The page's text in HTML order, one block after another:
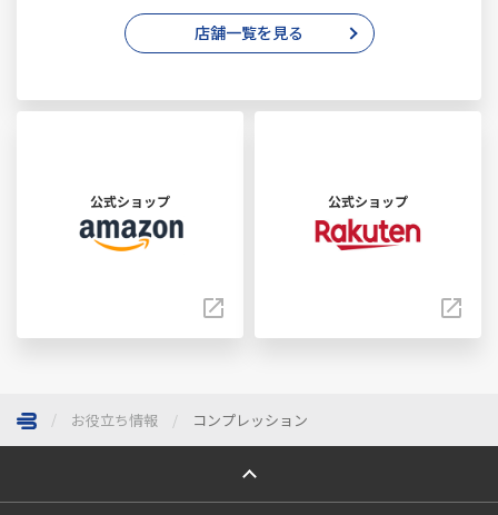
店舗一覧を見る
公式ショップ 公式ショップ
お役立ち情報 コンプレッション
ページトップへ